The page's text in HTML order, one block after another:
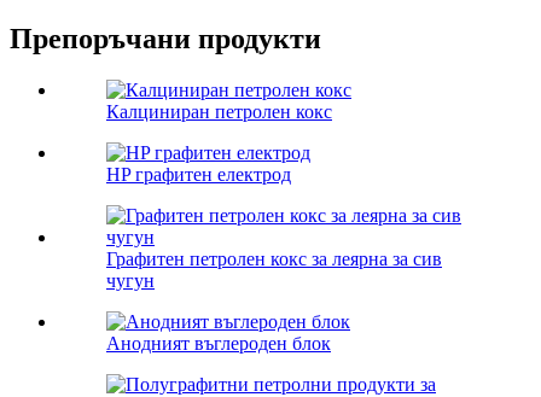
Препоръчани продукти
Калциниран петролен кокс
HP графитен електрод
Графитен петролен кокс за леярна за сив
чугун
Анодният въглероден блок